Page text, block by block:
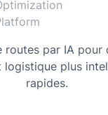
routes par IA pour
logistique plus
rapides.